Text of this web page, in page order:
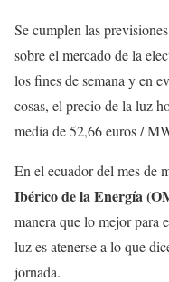
Se cumplen las
sobre el mercado de la
los fines de semana y en
cosas, el precio de la luz
media de 52,66 euros /
En el ecuador del mes de
Ibérico de la Energía
manera que lo mejor para
luz es atenerse a lo que
jornada.